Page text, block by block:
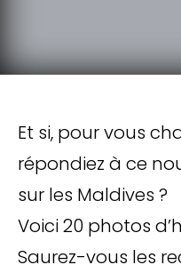
Et si, pour vous
répondiez à ce
sur les Maldives ?
Voici 20 photos
Saurez-vous les